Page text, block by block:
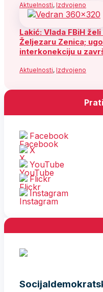
Aktuelnosti, Izdvojeno
Lakić: Vlada FBiH
Željezaru Zenica;
interkonekciju u
Aktuelnosti, Izdvojeno
Facebook
X
YouTube
Flickr
Instagram